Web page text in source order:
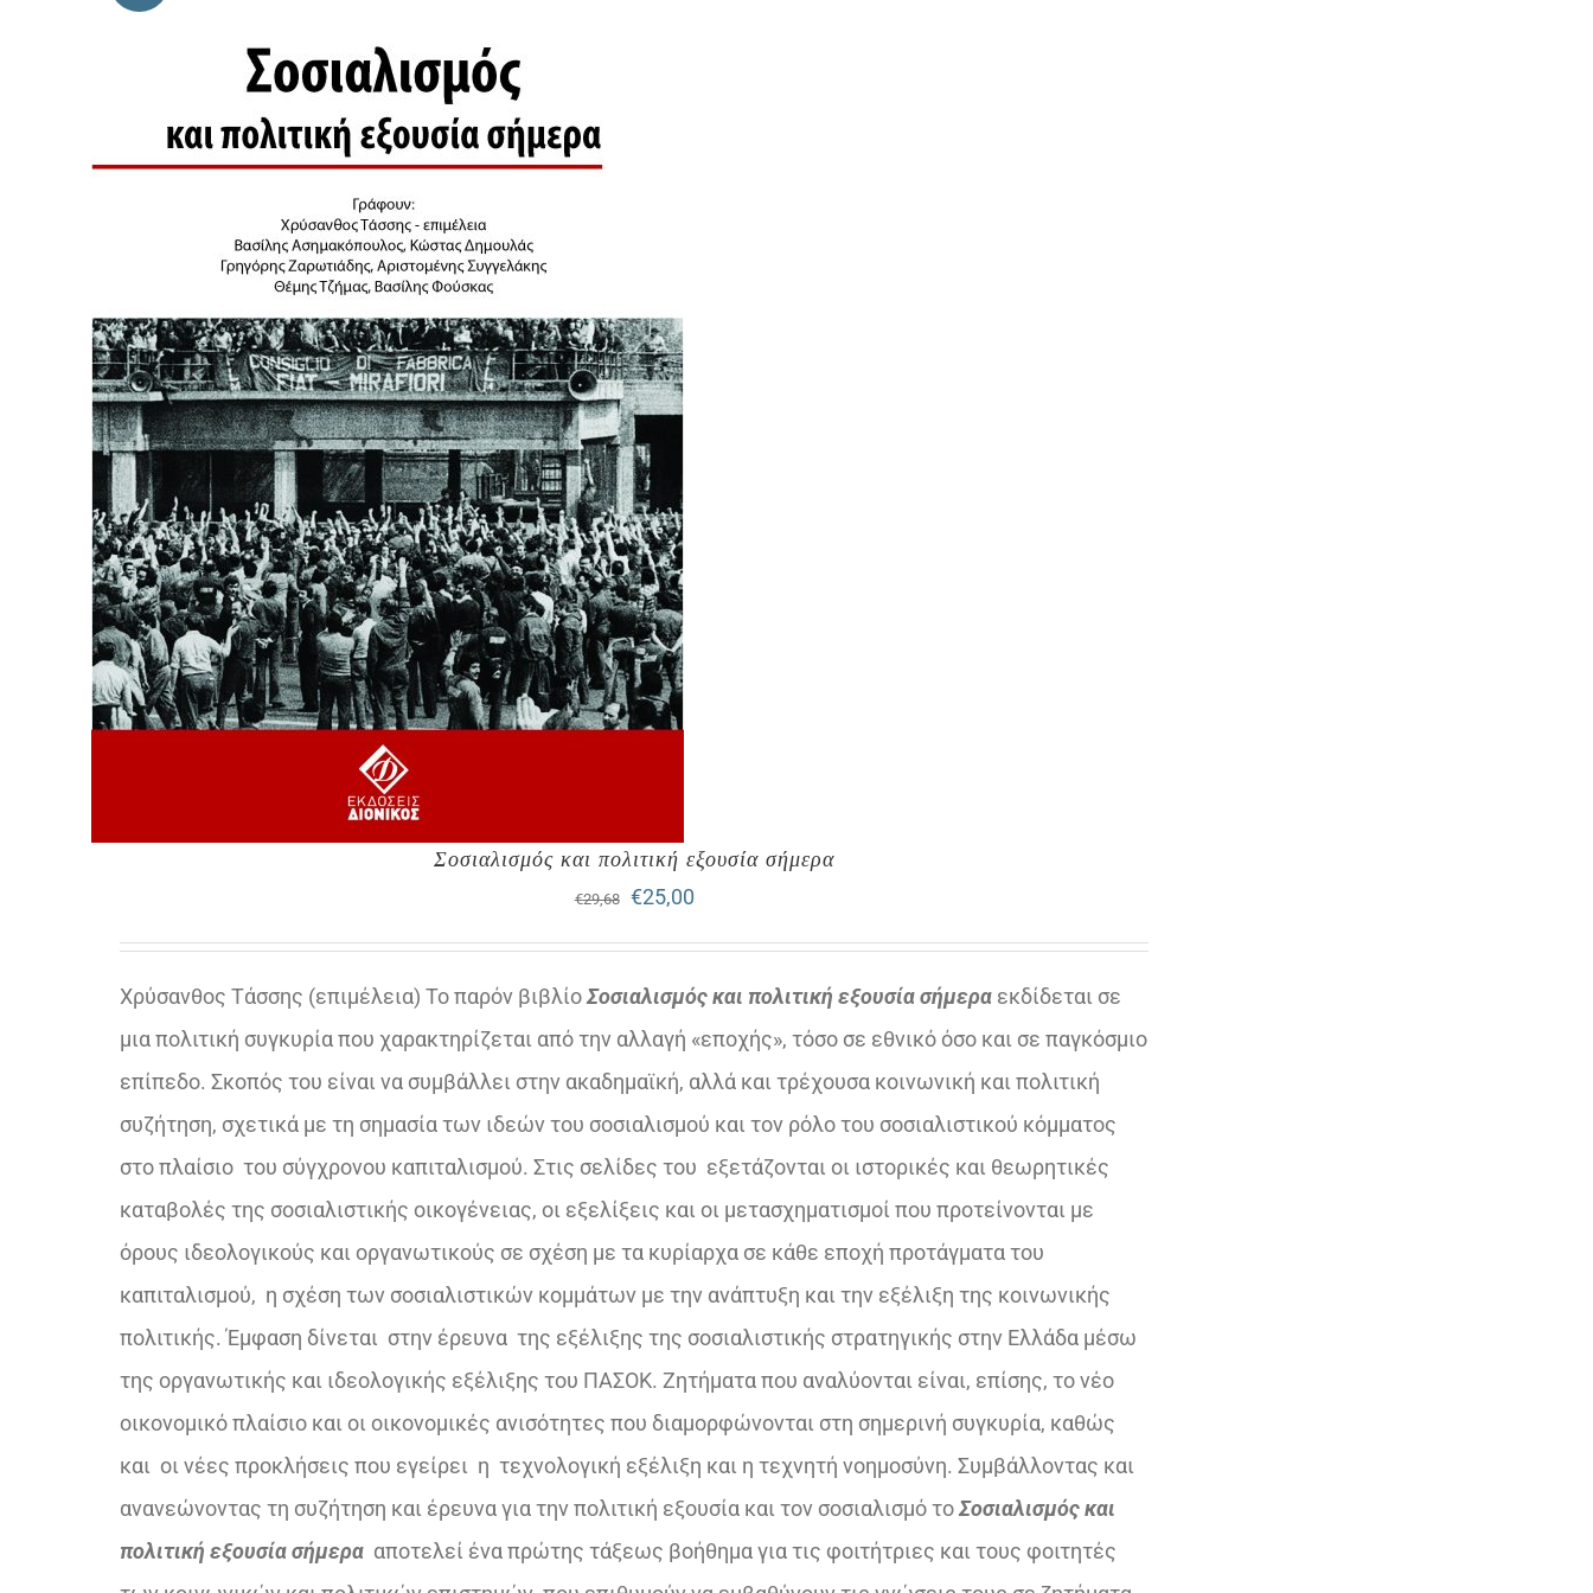
Σοσιαλισμός και πολιτική εξουσία σήμερα
€29,68
Original
price
€29,68.
€25,00Η
τρέχουσα
τιμή
€25,00.
Χρύσανθος Τάσσης (επιμέλεια) Το παρόν βιβλίοΣοσιαλισμός και πολιτική εξουσία σήμεραεκδίδεται σε
μια πολιτική συγκυρία που χαρακτηρίζεται από την αλλαγή «εποχής», τόσο σε εθνικό όσο και σε παγκόσμιο
επίπεδο. Σκοπός του είναι να συμβάλλει στην ακαδημαϊκή, αλλά και τρέχουσα κοινωνική και πολιτική
συζήτηση, σχετικά με τη σημασία των ιδεών του σοσιαλισμού και τον ρόλο του σοσιαλιστικού κόμματος
στο πλαίσιο του σύγχρονου καπιταλισμού. Στις σελίδες του εξετάζονται οι ιστορικές και θεωρητικές
καταβολές της σοσιαλιστικής οικογένειας, οι εξελίξεις και οι μετασχηματισμοί που προτείνονται με
όρους ιδεολογικούς και οργανωτικούς σε σχέση με τα κυρίαρχα σε κάθε εποχή προτάγματα του
καπιταλισμού, η σχέση των σοσιαλιστικών κομμάτων με την ανάπτυξη και την εξέλιξη της κοινωνικής
πολιτικής. Έμφαση δίνεται στην έρευνα της εξέλιξης της σοσιαλιστικής στρατηγικής στην Ελλάδα μέσω
της οργανωτικής και ιδεολογικής εξέλιξης του ΠΑΣΟΚ. Ζητήματα που αναλύονται είναι, επίσης, το νέο
οικονομικό πλαίσιο και οι οικονομικές ανισότητες που διαμορφώνονται στη σημερινή συγκυρία, καθώς
και οι νέες προκλήσεις που εγείρει η τεχνολογική εξέλιξη και η τεχνητή νοημοσύνη. Συμβάλλοντας και
ανανεώνοντας τη συζήτηση και έρευνα για την πολιτική εξουσία και τον σοσιαλισμό τοΣοσιαλισμός και
πολιτική εξουσία σήμερααποτελεί ένα πρώτης τάξεως βοήθημα για τις φοιτήτριες και τους φοιτητές